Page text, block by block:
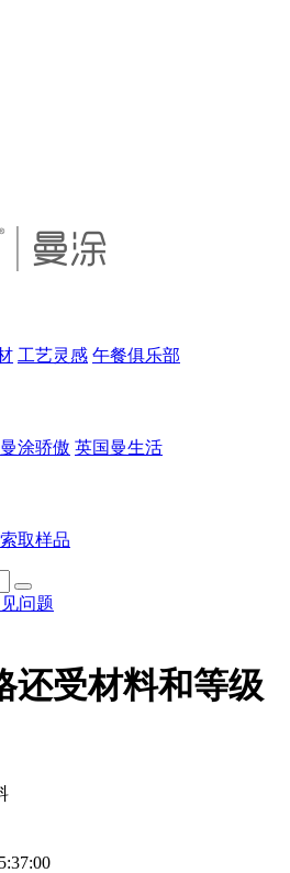
工艺灵感 午餐俱乐部
曼涂骄傲 英国曼生活
索取样品
问题
还受材料和等级